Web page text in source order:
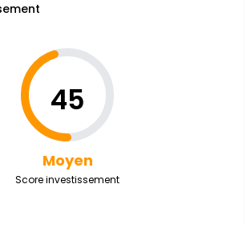
45
Moyen
Score investissement